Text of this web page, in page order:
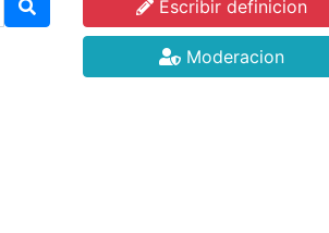
Escribir definicion
Moderacion